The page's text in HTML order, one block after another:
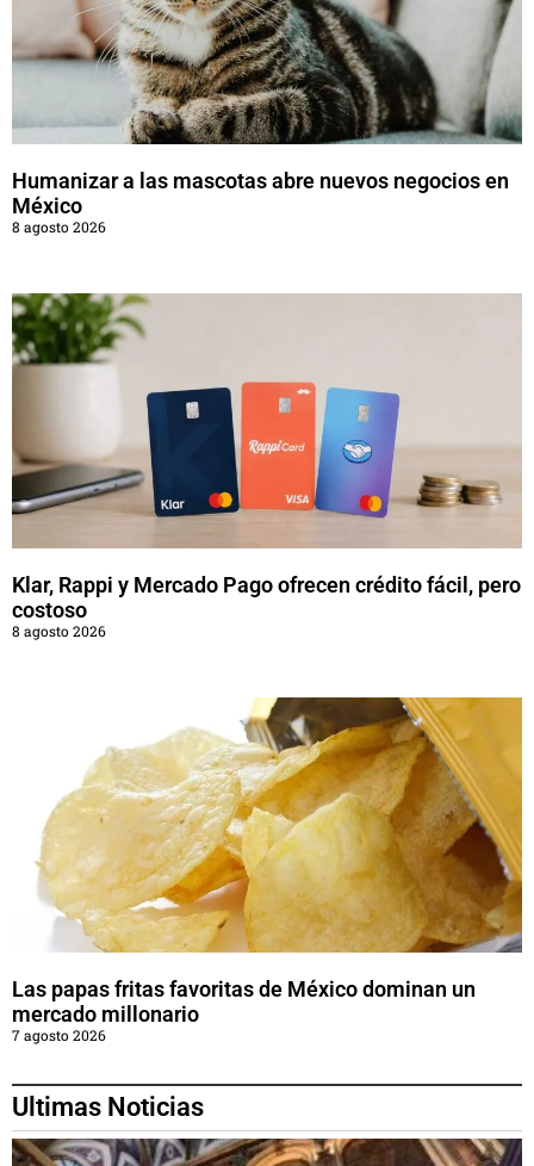
Humanizar a las mascotas abre nuevos negocios en
México
8 agosto 2026
Klar, Rappi y Mercado Pago ofrecen crédito fácil, pero
costoso
8 agosto 2026
Las papas fritas favoritas de México dominan un
mercado millonario
7 agosto 2026
Ultimas Noticias